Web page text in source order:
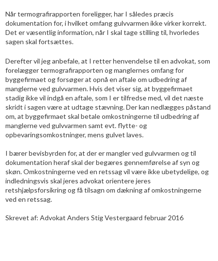
Når termografirapporten foreligger, har I således præcis
dokumentation for, i hvilket omfang gulvvarmen ikke virker korrekt.
Det er væsentlig information, når I skal tage stilling til, hvorledes
sagen skal fortsættes.
Derefter vil jeg anbefale, at I retter henvendelse til en advokat, som
forelægger termografirapporten og manglernes omfang for
byggefirmaet og forsøger at opnå en aftale om udbedring af
manglerne ved gulvvarmen. Hvis det viser sig, at byggefirmaet
stadig ikke vil indgå en aftale, som I er tilfredse med, vil det næste
skridt i sagen være at udtage stævning. Der kan nedlægges påstand
om, at byggefirmaet skal betale omkostningerne til udbedring af
manglerne ved gulvvarmen samt evt. flytte- og
opbevaringsomkostninger, mens gulvet laves.
I bærer bevisbyrden for, at der er mangler ved gulvvarmen og til
dokumentation heraf skal der begæres gennemførelse af syn og
skøn. Omkostningerne ved en retssag vil være ikke ubetydelige, og
indledningsvis skal jeres advokat orientere jeres
retshjælpsforsikring og få tilsagn om dækning af omkostningerne
ved en retssag.
Skrevet af: Advokat Anders Stig Vestergaard februar 2016​